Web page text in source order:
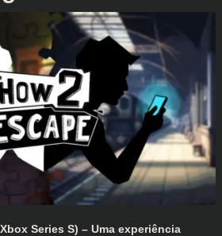
Series S) – Uma experiência